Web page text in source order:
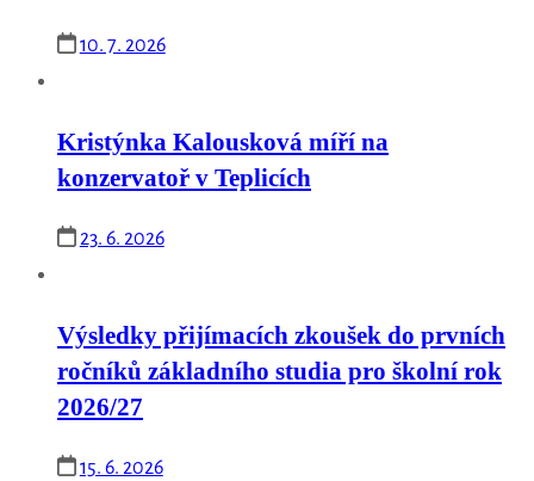
10. 7. 2026
Kristýnka Kalousková míří na
konzervatoř v Teplicích
23. 6. 2026
Výsledky přijímacích zkoušek do prvních
ročníků základního studia pro školní rok
2026/27
15. 6. 2026